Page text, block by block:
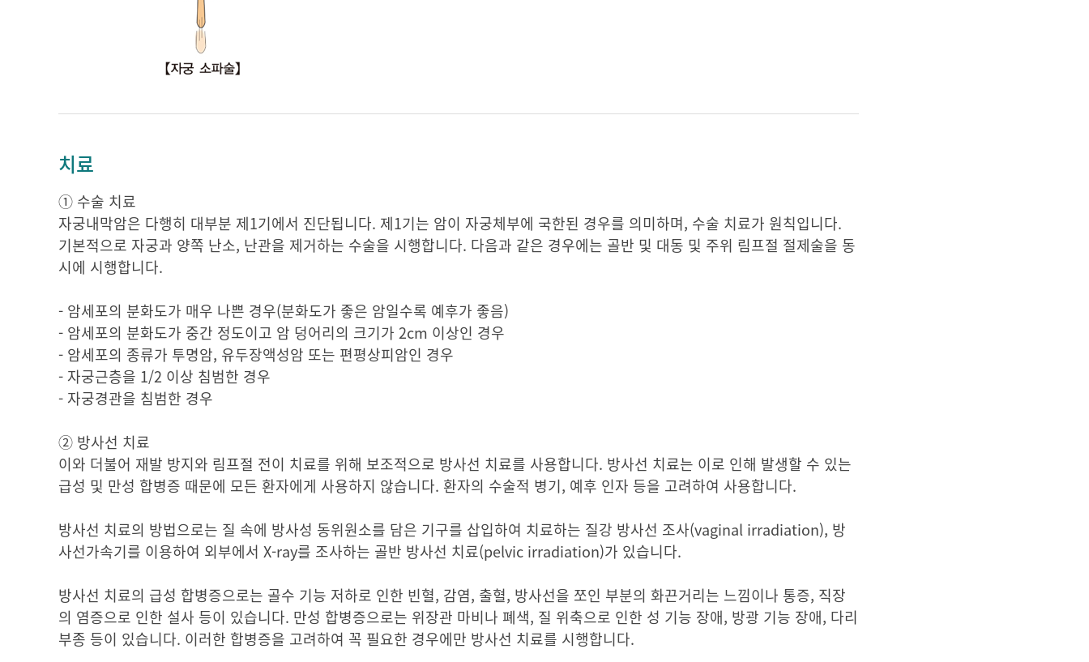
치료
① 수술 치료
자궁내막암은 다행히 대부분 제1기에서 진단됩니다. 제1기는 암이 자궁체부에 국한된 경우를 의미하며, 수술 치료가 원칙입니다.
기본적으로 자궁과 양쪽 난소, 난관을 제거하는 수술을 시행합니다. 다음과 같은 경우에는 골반 및 대동 및 주위 림프절 절제술을 동
시에 시행합니다.
- 암세포의 분화도가 매우 나쁜 경우(분화도가 좋은 암일수록 예후가 좋음)
- 암세포의 분화도가 중간 정도이고 암 덩어리의 크기가 2cm 이상인 경우
- 암세포의 종류가 투명암, 유두장액성암 또는 편평상피암인 경우
- 자궁근층을 1/2 이상 침범한 경우
- 자궁경관을 침범한 경우
② 방사선 치료
이와 더불어 재발 방지와 림프절 전이 치료를 위해 보조적으로 방사선 치료를 사용합니다. 방사선 치료는 이로 인해 발생할 수 있는
급성 및 만성 합병증 때문에 모든 환자에게 사용하지 않습니다. 환자의 수술적 병기, 예후 인자 등을 고려하여 사용합니다.
방사선 치료의 방법으로는 질 속에 방사성 동위원소를 담은 기구를 삽입하여 치료하는 질강 방사선 조사(vaginal irradiation), 방
사선가속기를 이용하여 외부에서 X-ray를 조사하는 골반 방사선 치료(pelvic irradiation)가 있습니다.
방사선 치료의 급성 합병증으로는 골수 기능 저하로 인한 빈혈, 감염, 출혈, 방사선을 쪼인 부분의 화끈거리는 느낌이나 통증, 직장
의 염증으로 인한 설사 등이 있습니다. 만성 합병증으로는 위장관 마비나 폐색, 질 위축으로 인한 성 기능 장애, 방광 기능 장애, 다리
부종 등이 있습니다. 이러한 합병증을 고려하여 꼭 필요한 경우에만 방사선 치료를 시행합니다.